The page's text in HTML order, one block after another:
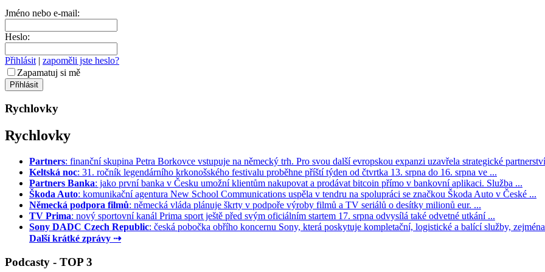
Jméno nebo e-mail:
Heslo:
Přihlásit | zapoměli jste heslo?
Zapamatuj si mě
Rychlovky
Rychlovky
Partners: finanční skupina Petra Borkovce vstupuje na německý trh. Pro svou další evropskou expanzi uzavřela strategické
Keltská noc: 31. ročník legendárního krkonošského festivalu proběhne příští týden od čtvrtka 13. srpna do 16. srpna ve ...
Partners Banka: jako první banka v Česku umožní klientům nakupovat a prodávat bitcoin přímo v bankovní aplikaci. Služba ...
Škoda Auto: komunikační agentura New School Communications uspěla v tendru na spolupráci se značkou Škoda Auto v České ...
Německá podpora filmů: německá vláda plánuje škrty v podpoře výroby filmů a TV seriálů o desítky milionů eur. ...
TV Prima: nový sportovní kanál Prima sport ještě před svým oficiálním startem 17. srpna odvysílá také odvetné utkání ...
Sony DADC Czech Republic: česká pobočka obřího koncernu Sony, která poskytuje kompletační, logistické a balící služby,
Další krátké zprávy ⇢
Podcasty - TOP 3